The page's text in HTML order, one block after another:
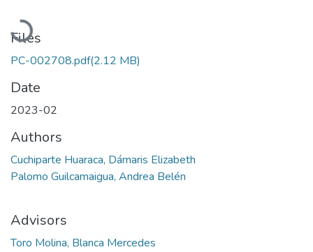
Loading...
Files
PC-002708.pdf(2.12 MB)
Date
2023-02
Authors
Cuchiparte Huaraca, Dámaris Elizabeth
Palomo Guilcamaigua, Andrea Belén
Advisors
Toro Molina, Blanca Mercedes